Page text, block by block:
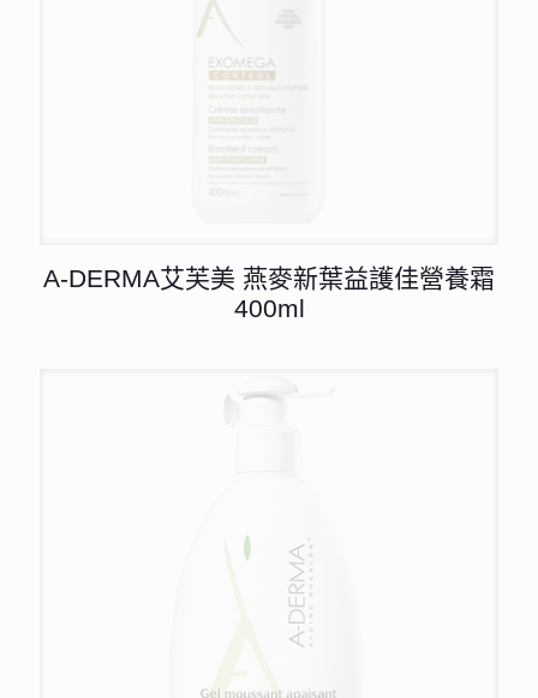
A-DERMA艾芙美 燕麥新葉益護佳營養霜
400ml